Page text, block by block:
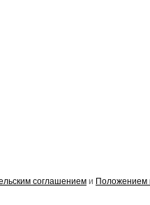
соглашением и Положением